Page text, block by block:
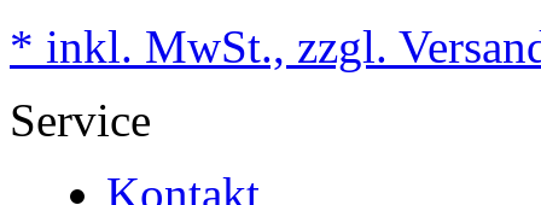
* inkl. MwSt., zzgl.
Service
Kontakt